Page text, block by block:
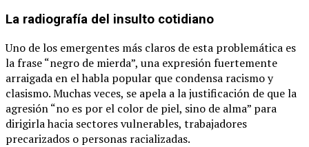
La radiografía del insulto cotidiano
Uno de los emergentes más claros de esta problemática es
la frase “negro de mierda”, una expresión fuertemente
arraigada en el habla popular que condensa racismo y
clasismo. Muchas veces, se apela a la justificación de que la
agresión “no es por el color de piel, sino de alma” para
dirigirla hacia sectores vulnerables, trabajadores
precarizados o personas racializadas.